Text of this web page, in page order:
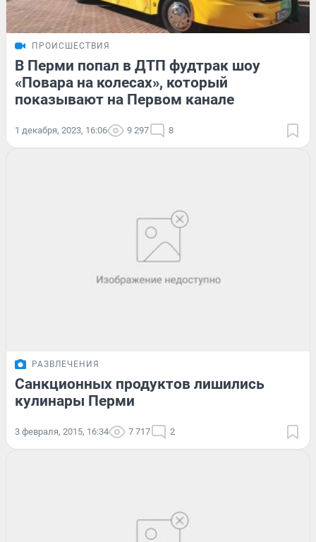
ПРОИСШЕСТВИЯ
В Перми попал в ДТП фудтрак шоу
«Повара на колесах», который
показывают на Первом канале
1 декабря, 2023, 16:06 9 297 8
РАЗВЛЕЧЕНИЯ
Санкционных продуктов лишились
кулинары Перми
3 февраля, 2015, 16:34 7 717 2